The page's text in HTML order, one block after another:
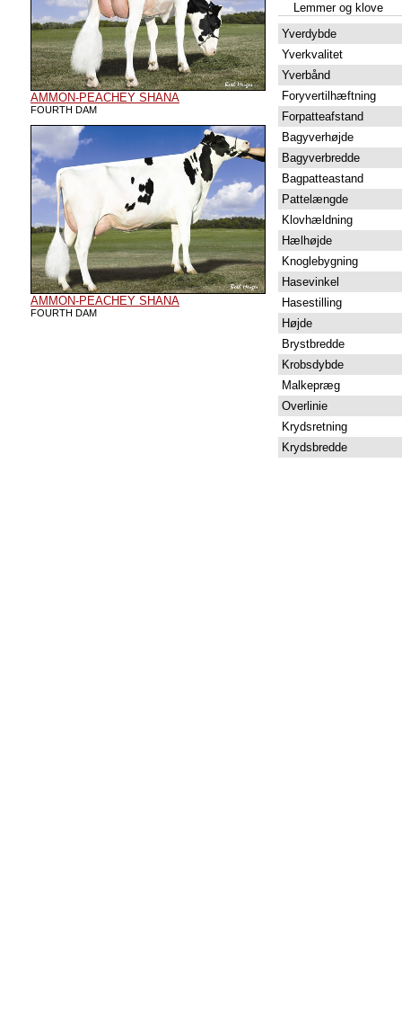
AMMON-PEACHEY SHANA
FOURTH DAM
AMMON-PEACHEY SHANA
FOURTH DAM
Lemmer og klove
Yverdybde
Yverkvalitet
Yverbånd
Foryvertilhæftning
Forpatteafstand
Bagyverhøjde
Bagyverbredde
Bagpatteastand
Pattelængde
Klovhældning
Hælhøjde
Knoglebygning
Hasevinkel
Hasestilling
Højde
Brystbredde
Krobsdybde
Malkepræg
Overlinie
Krydsretning
Krydsbredde